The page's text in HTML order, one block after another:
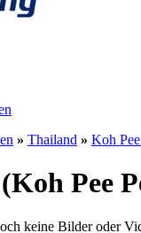
» Thailand » Koh
Pee
keine Bilder oder